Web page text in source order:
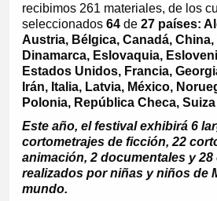
recibimos 261 materiales, de los
seleccionados 64de 27 países:
Austria, Bélgica, Canadá,
Dinamarca, Eslovaquia,
Estados Unidos, Francia,
Irán, Italia, Latvia, México,
Polonia, República Checa,
Este año, el festival exhibirá 6
cortometrajes de ficción, 22
animación, 2 documentales y
realizados por niñas y niños de
mundo.